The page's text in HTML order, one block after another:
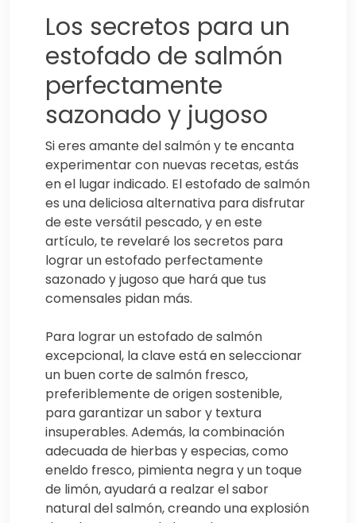
Los secretos para un
estofado de salmón
perfectamente
sazonado y jugoso
Si eres amante del salmón y te encanta
experimentar con nuevas recetas, estás
en el lugar indicado. El estofado de salmón
es una deliciosa alternativa para disfrutar
de este versátil pescado, y en este
artículo, te revelaré los secretos para
lograr un estofado perfectamente
sazonado y jugoso que hará que tus
comensales pidan más.
Para lograr un estofado de salmón
excepcional, la clave está en seleccionar
un buen corte de salmón fresco,
preferiblemente de origen sostenible,
para garantizar un sabor y textura
insuperables. Además, la combinación
adecuada de hierbas y especias, como
eneldo fresco, pimienta negra y un toque
de limón, ayudará a realzar el sabor
natural del salmón, creando una explosión